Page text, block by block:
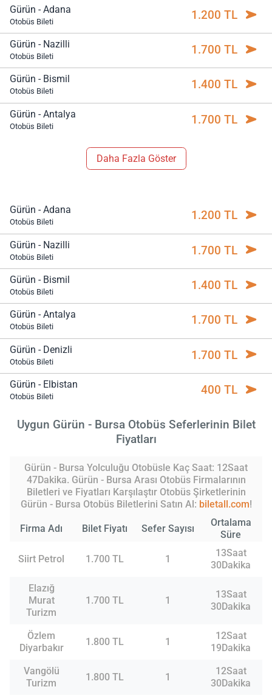
Gürün - Adana
Otobüs Bileti 1.200 TL
Gürün - Nazilli
Otobüs Bileti 1.700 TL
Gürün - Bismil
Otobüs Bileti 1.400 TL
Gürün - Antalya
Otobüs Bileti 1.700 TL
Daha Fazla Göster
Gürün - Adana
Otobüs Bileti 1.200 TL
Gürün - Nazilli
Otobüs Bileti 1.700 TL
Gürün - Bismil
Otobüs Bileti 1.400 TL
Gürün - Antalya
Otobüs Bileti 1.700 TL
Gürün - Denizli
Otobüs Bileti 1.700 TL
Gürün - Elbistan
Otobüs Bileti 400 TL
Uygun Gürün - Bursa Otobüs Seferlerinin Bilet
Fiyatları
Gürün - Bursa Yolculuğu Otobüsle Kaç Saat: 12Saat
47Dakika. Gürün - Bursa Arası Otobüs Firmalarının
Biletleri ve Fiyatları Karşılaştır Otobüs Şirketlerinin
Gürün - Bursa Otobüs Biletlerini Satın Al: biletall.com!
Firma Adı Bilet Fiyatı Sefer Sayısı
Ortalama
Süre
Siirt Petrol 1.700 TL 1
13Saat
30Dakika
Elazığ
Murat
Turizm
1.700 TL 1
13Saat
30Dakika
Özlem
Diyarbakır
1.800 TL 1
12Saat
19Dakika
Vangölü
Turizm
1.800 TL 1
12Saat
30Dakika